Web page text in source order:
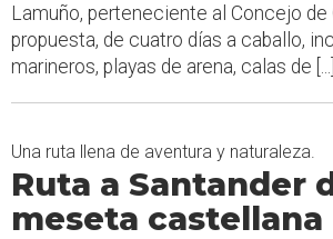
Lamuño, perteneciente al Concejo de
propuesta, de cuatro días a caballo,
marineros, playas de arena, calas de [...]
Una ruta llena de aventura y naturaleza.
Ruta a Santander
meseta castellana